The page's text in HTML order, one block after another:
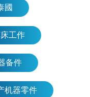
维
岛、格
部、洪都拉斯、
鲁、 巴拉
比亚、圭亚那。
國
工作
备件
机器零件